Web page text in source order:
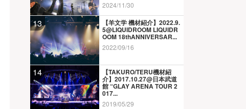
2024/11/30
13 【羊文学 機材紹介】2022.9.
5@LIQUIDROOM LIQUIDR
OOM 18thANNIVERSAR...
2022/09/16
14 【TAKURO/TERU機材紹
介】2017.10.27@日本武道
館 “GLAY ARENA TOUR 2
017...
2019/05/29